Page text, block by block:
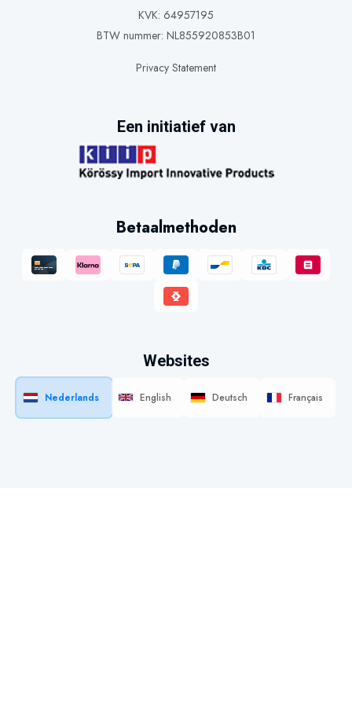
KVK: 64957195
BTW nummer: NL855920853B01
Privacy Statement
Een initiatief van
Betaalmethoden
Websites
Nederlands English Deutsch Français